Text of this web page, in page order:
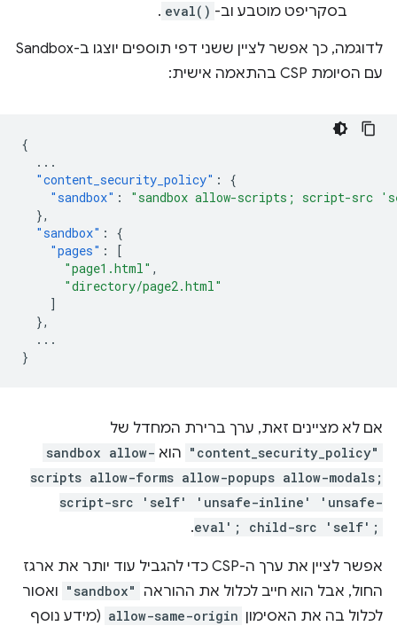
בסקריפט מוטבע וב- eval()
.
לדוגמה, כך אפשר לציין ששני דפי תוספים יוצגו ב-Sandbox
עם הסיומת CSP בהתאמה אישית:
{
...
"content_security_policy" :
{
"sandbox" :
"sandbox allow-scripts; script-src
},
"sandbox" :
{
"pages" :
[
"page1.html" ,
"directory/page2.html"
]
},
...
}
אם לא מציינים זאת, ערך ברירת המחדל של
"content_security_policy" הוא sandbox allow-
scripts allow-forms allow-popups allow-modals;
script-src 'self' 'unsafe-inline' 'unsafe-
eval'; child-src 'self';
.
אפשר לציין את ערך ה-CSP כדי להגביל עוד יותר את ארגז
החול, אבל הוא חייב לכלול את ההוראה
"sandbox" ואסור
לכלול בה את האסימון allow-same-origin (מידע נוסף